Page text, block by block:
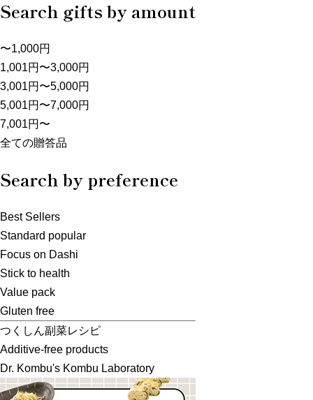
Search gifts by amount
〜1,000円
1,001円〜3,000円
3,001円〜5,000円
5,001円〜7,000円
7,001円〜
全ての贈答品
Search by preference
Best Sellers
Standard popular
Focus on Dashi
Stick to health
Value pack
Gluten free
つくしん副菜レシピ
Additive-free products
Dr. Kombu's Kombu Laboratory